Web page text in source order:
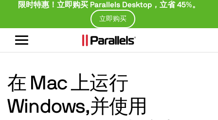
限时特惠！立即购买 Parallels Desktop，立省 45%。
立即购买
切
在 Mac 上运行
Windows,并使用